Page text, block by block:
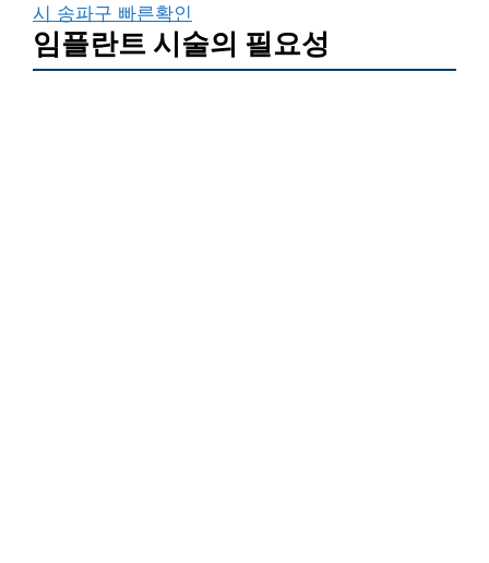
시 송파구 빠른확인
임플란트 시술의 필요성